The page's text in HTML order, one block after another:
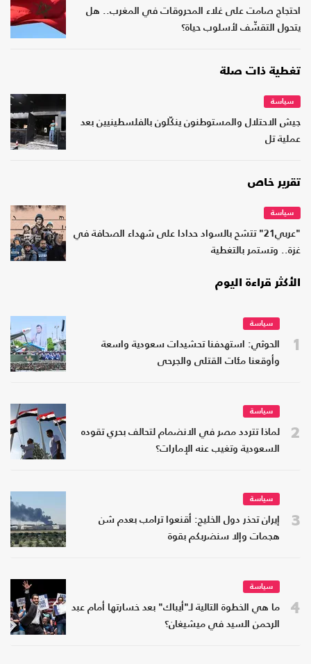
احتجاج صامت على غلاء المحروقات في المغرب.. هل
يتحول التقشّف لأسلوب حياة؟
تغطية ذات صلة
سياسة
جيش الاحتلال والمستوطنون ينكّلون بالفلسطينيين بعد
عملية تل
تقرير خاص
سياسة
"عربي21" تتشح بالسواد حدادا على شهداء الصحافة في
غزة.. وتستمر بالتغطية
الأكثر قراءة اليوم
1
سياسة
الحوثي: استهدفنا تحشيدات سعودية واسعة
وأوقعنا مئات القتلى والجرحى
2
سياسة
لماذا تتردد مصر في الانضمام لتحالف بحري تقوده
السعودية وتغيب عنه الإمارات؟
3
سياسة
إيران تحذر دول الخليج: أقنعوا ترامب بعدم شن
هجمات وإلا سنضربكم بقوة
4
سياسة
ما هي الخطوة التالية لـ"أيباك" بعد خسارتها أمام عبد
الرحمن السيد في ميشيغان؟